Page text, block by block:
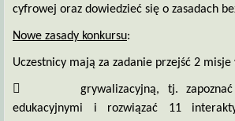
cyfrowej oraz dowiedzieć się o zasadach
Nowe zasady konkursu:
Uczestnicy mają za zadanie przejść 2 misje
grywalizacyjną, tj.
edukacyjnymi i rozwiązać 11